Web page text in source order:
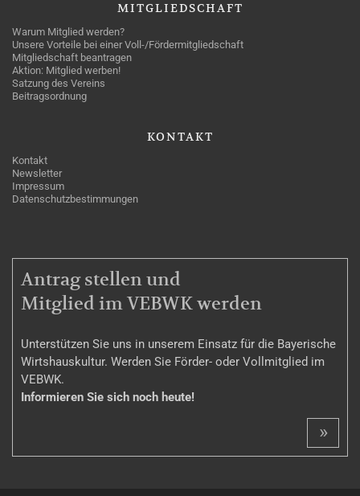
MITGLIEDSCHAFT
Warum Mitglied werden?
Unsere Vorteile bei einer Voll-/Fördermitgliedschaft
Mitgliedschaft beantragen
Aktion: Mitglied werben!
Satzung des Vereins
Beitragsordnung
KONTAKT
Kontakt
Newsletter
Impressum
Datenschutzbestimmungen
MITGLIEDSCHAFT
Antrag stellen und
Mitglied im VEBWK werden
Unterstützen Sie uns in unserem Einsatz für die Bayerische
Wirtshauskultur. Werden Sie Förder- oder Vollmitglied im
VEBWK.
Informieren Sie sich noch heute!
»